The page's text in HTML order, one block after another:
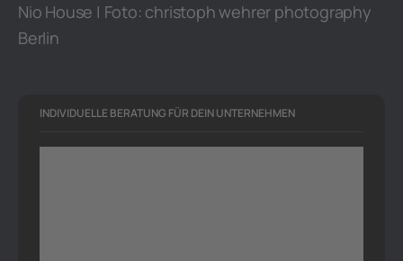
Nio House | Foto: christoph wehrer photography
Berlin
INDIVIDUELLE BERATUNG FÜR DEIN UNTERNEHMEN